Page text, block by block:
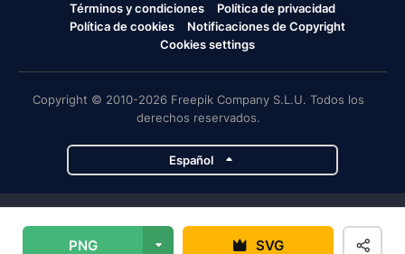
PNG SVG
Términos y condiciones
Política de privacidad
Política de cookies
Notificaciones de Copyright
Cookies settings
Copyright © 2010-2026 Freepik Company S.L.U. Todos los
derechos reservados.
Español